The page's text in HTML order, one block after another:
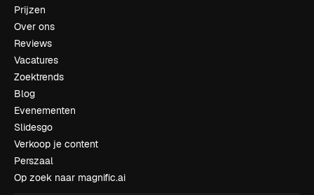
Prijzen
Over ons
Reviews
Vacatures
Zoektrends
Blog
Evenementen
Slidesgo
Verkoop je content
Perszaal
Op zoek naar magnific.ai